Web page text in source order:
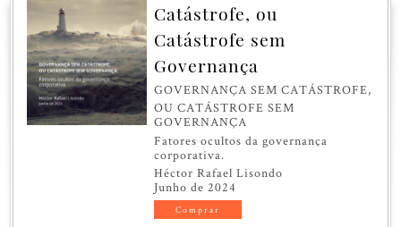
Catástrofe, ou
Catástrofe sem
Governança
GOVERNANÇA SEM CATÁSTROFE,
OU CATÁSTROFE SEM
GOVERNANÇA
Fatores ocultos da governança
corporativa.
Héctor Rafael Lisondo
Junho de 2024
Comprar